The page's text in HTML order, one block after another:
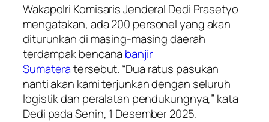
Wakapolri Komisaris Jenderal Dedi Prasetyo
mengatakan, ada 200 personel yang akan
diturunkan di masing-masing daerah
terdampak bencana banjir
Sumateratersebut. “Dua ratus pasukan
nanti akan kami terjunkan dengan seluruh
logistik dan peralatan pendukungnya,” kata
Dedi pada Senin, 1 Desember 2025.